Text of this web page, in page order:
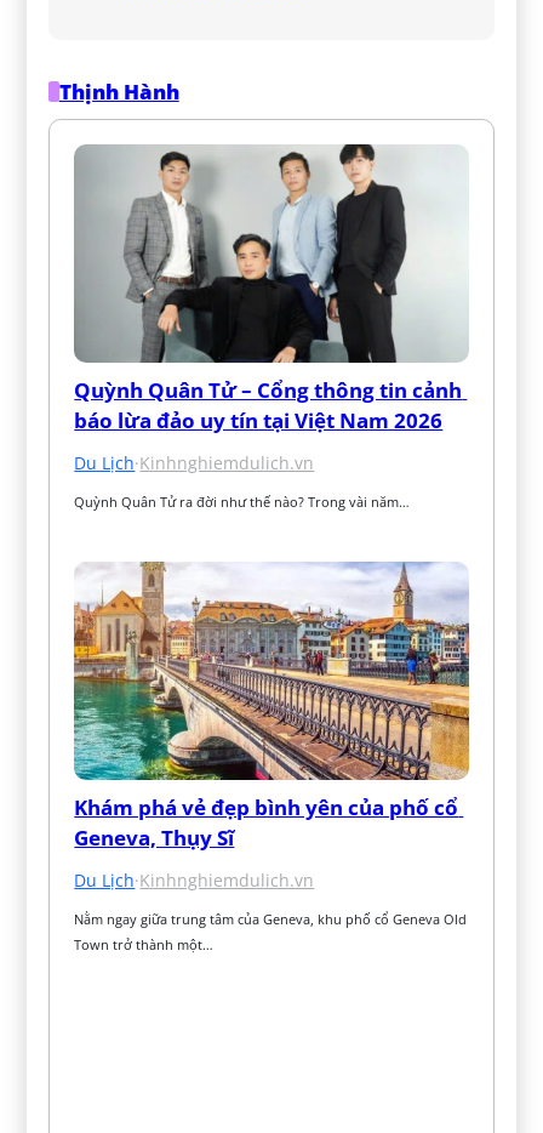
Thịnh Hành
Quỳnh Quân Tử – Cổng thông tin cảnh
báo lừa đảo uy tín tại Việt Nam 2026
Du Lịch·Kinhnghiemdulich.vn
Quỳnh Quân Tử ra đời như thế nào? Trong vài năm…
Khám phá vẻ đẹp bình yên của phố cổ
Geneva, Thụy Sĩ
Du Lịch·Kinhnghiemdulich.vn
Nằm ngay giữa trung tâm của Geneva, khu phố cổ Geneva Old
Town trở thành một…